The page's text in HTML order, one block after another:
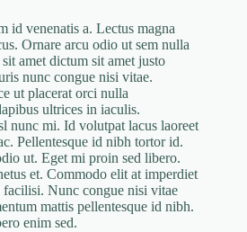
id venenatis a. Lectus magna
Ornare arcu odio ut sem nulla
amet dictum sit amet justo
nunc congue nisi vitae.
ut placerat orci nulla
ultrices in iaculis.
nunc mi. Id volutpat lacus laoreet
Pellentesque id nibh tortor id.
ut. Eget mi proin sed libero.
et. Commodo elit at imperdiet
facilisi. Nunc congue nisi vitae
mattis pellentesque id nibh.
enim sed.